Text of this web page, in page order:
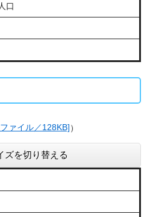
口
ァイル／128KB]）
ズを切り替える